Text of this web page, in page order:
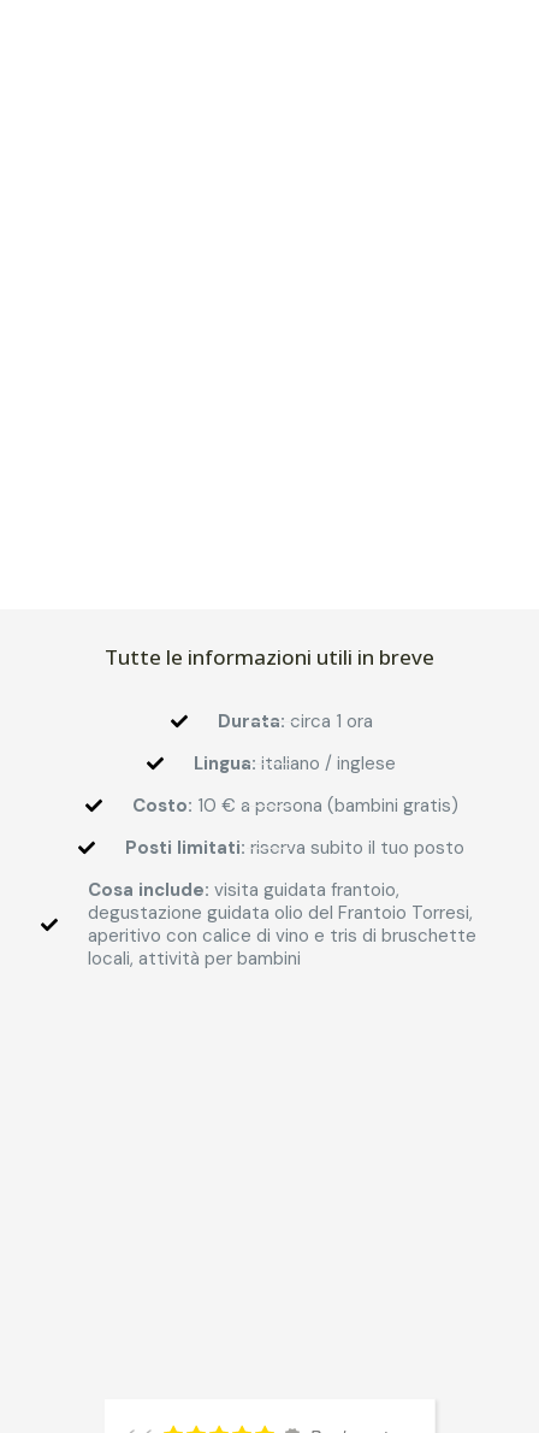
Tutte le informazioni utili in breve
Durata: circa 1 ora
Lingua: italiano / inglese
Costo: 10 € a persona (bambini gratis)
Posti limitati: riserva subito il tuo posto
Cosa include: visita guidata frantoio,
degustazione guidata olio del Frantoio Torresi,
aperitivo con calice di vino e tris di bruschette
locali, attività per bambini